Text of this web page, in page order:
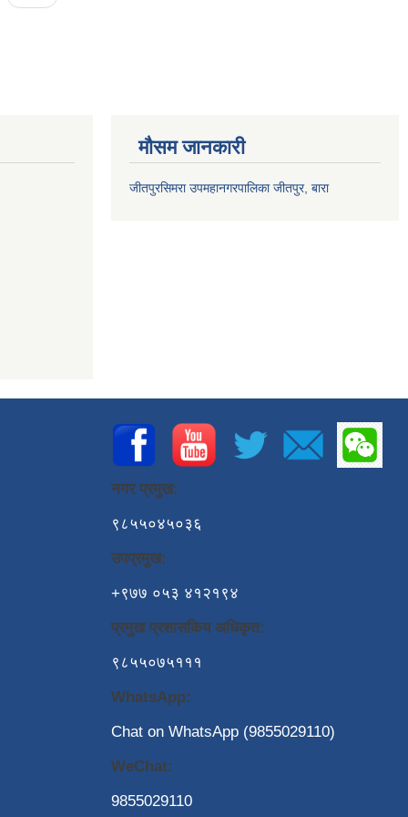
मौसम जानकारी
जीतपुरसिमरा उपमहानगरपालिका जीतपुर, बारा
नगर प्रमुख:
९८५५०४५०३६
उपप्रमुख:
+९७७ ०५३ ४१२१९४
प्रमुख प्रशासकिय अधिकृत:
९८५५०७५१११
WhatsApp:
Chat on WhatsApp (9855029110)
WeChat:
9855029110